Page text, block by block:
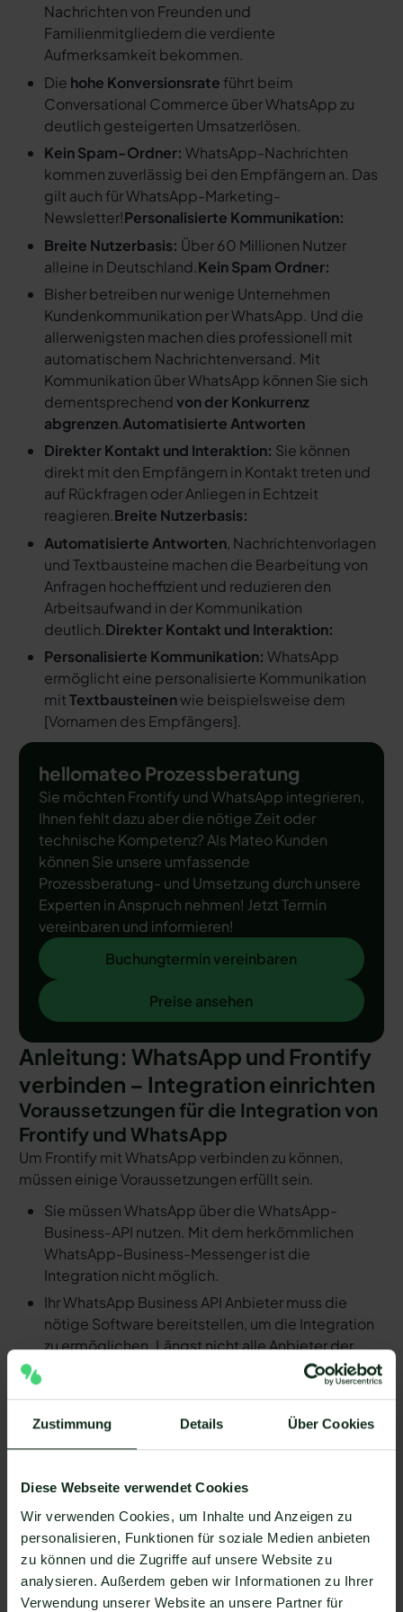
Zustimmung Details Über Cookies
Diese Webseite verwendet Cookies
Wir verwenden Cookies, um Inhalte und Anzeigen zu
personalisieren, Funktionen für soziale Medien anbieten
zu können und die Zugriffe auf unsere Website zu
analysieren. Außerdem geben wir Informationen zu Ihrer
Verwendung unserer Website an unsere Partner für
Nachrichten von Freunden und
Familienmitgliedern die verdiente
Aufmerksamkeit bekommen.
Die hohe Konversionsrate führt beim
Conversational Commerce über WhatsApp zu
deutlich gesteigerten Umsatzerlösen.
Kein Spam-Ordner: WhatsApp-Nachrichten
kommen zuverlässig bei den Empfängern an. Das
gilt auch für WhatsApp-Marketing-
Newsletter!Personalisierte Kommunikation:
Breite Nutzerbasis: Über 60 Millionen Nutzer
alleine in Deutschland.Kein Spam Ordner:
Bisher betreiben nur wenige Unternehmen
Kundenkommunikation per WhatsApp. Und die
allerwenigsten machen dies professionell mit
automatischem Nachrichtenversand. Mit
Kommunikation über WhatsApp können Sie sich
dementsprechendvon der Konkurrenz
abgrenzen.Automatisierte Antworten
Direkter Kontakt und Interaktion: Sie können
direkt mit den Empfängern in Kontakt treten und
auf Rückfragen oder Anliegen in Echtzeit
reagieren.Breite Nutzerbasis:
Automatisierte Antworten, Nachrichtenvorlagen
und Textbausteine machen die Bearbeitung von
Anfragen hocheffizient und reduzieren den
Arbeitsaufwand in der Kommunikation
deutlich.Direkter Kontakt und Interaktion:
Personalisierte Kommunikation: WhatsApp
ermöglicht eine personalisierte Kommunikation
mitTextbausteinenwie beispielsweise dem
[Vornamen des Empfängers].
hellomateo Prozessberatung
Sie möchten Frontify und WhatsApp integrieren,
Ihnen fehlt dazu aber die nötige Zeit oder
technische Kompetenz? Als Mateo Kunden
können Sie unsere umfassende
Prozessberatung- und Umsetzung durch unsere
Experten in Anspruch nehmen! Jetzt Termin
vereinbaren und informieren!
Buchungtermin vereinbaren
Buchungtermin vereinbaren
Preise ansehen
Preise ansehen
Anleitung: WhatsApp und Frontify
verbinden – Integration einrichten
Voraussetzungen für die Integration von
Frontify und WhatsApp
Um Frontify mit WhatsApp verbinden zu können,
müssen einige Voraussetzungen erfüllt sein.
Sie müssen WhatsApp über die WhatsApp-
Business-API nutzen. Mit dem herkömmlichen
WhatsApp-Business-Messenger ist die
Integration nicht möglich.
Ihr WhatsApp Business API Anbieter muss die
nötige Software bereitstellen, um die Integration
zu ermöglichen. Längst nicht alle Anbieter der
WhatsApp API sind in der Lage, eine Integration
von Frontify und WhatsApp zu ermöglichen. Mit
über 6.000 Apps zur Verfügung, die Sie mit
WhatsApp verbinden können. Darunter ist
Da der Einrichtungsprozess der Integration je nach
dem Anbieter der WhatsApp API Schnittstelle
differenziert, gibt es keine allgemein gültige
Anleitung. Wir zeigen Ihnen im Folgenden, wie die
Einrichtung der Integration von Frontify und